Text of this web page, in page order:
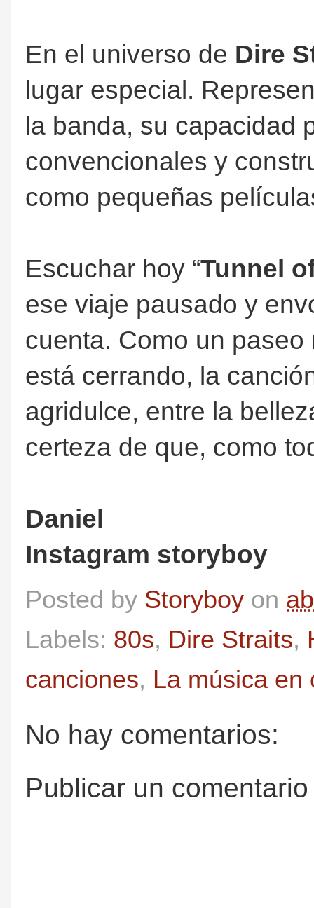
En el universo de Dire
lugar especial.
la banda, su capacidad
convencionales y
como pequeñas
Escuchar hoy “Tunnel
ese viaje pausado y
cuenta. Como un
está cerrando, la
agridulce, entre la
certeza de que, como
Daniel
Instagram storyboy
Posted by Storyboy on
Labels: 80s, Dire Straits,
canciones, La música en
No hay comentarios:
Publicar un comentario